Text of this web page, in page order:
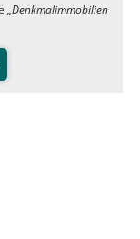
„Denkmalimmobilien